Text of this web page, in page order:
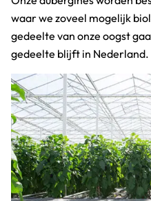
waar we zoveel mogelijk
gedeelte van onze oogst
gedeelte blijft in Nederland.